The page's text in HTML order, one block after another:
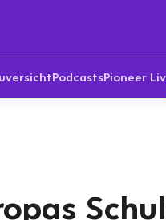
PodcastsPioneer